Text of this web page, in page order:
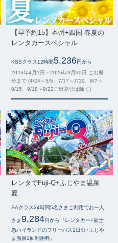
【早予約15】本州+四国 春夏の
レンタカースペシャル
KSSクラス12時間5,236円から
2026年4月1日～2026年9月30日 ご出発
分まで (4/24～5/5、7/17～7/19、8/7～
8/15、9/18～9/22ご出発分は除く)
レンタでFuji-Q+ふじやま温泉
夏
SAクラス24時間5名さまご利用でお一人
さま9,284円から『レンタカー+富士
急ハイランドのフリーパス1日分+ふじや
ま温泉1回利用料』